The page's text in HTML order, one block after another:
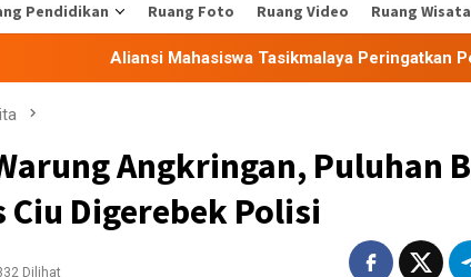
Pendidikan Ruang Foto Ruang Video Ruang Wisata
Mahasiswa Tasikmalaya Peringatkan Pengelola Karaoke
Angkringan, Puluhan
Ciu Digerebek Polisi
Dilihat